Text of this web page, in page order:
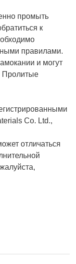
промыть
к
правилами.
и могут
Пролитые
Co. Ltd.,
отличаться